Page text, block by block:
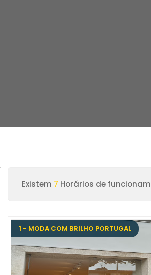
Existem 7 Horários de
1 - MODA COM BRILHO PORTUGAL